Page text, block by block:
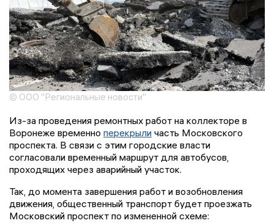
© ООО "Региональные новости"
Из-за проведения ремонтных работ на коллекторе в
Воронеже временно перекрыли часть Московского
проспекта. В связи с этим городские власти
согласовали временный маршрут для автобусов,
проходящих через аварийный участок.
Так, до момента завершения работ и возобновления
движения, общественный транспорт будет проезжать
Московский проспект по измененной схеме: